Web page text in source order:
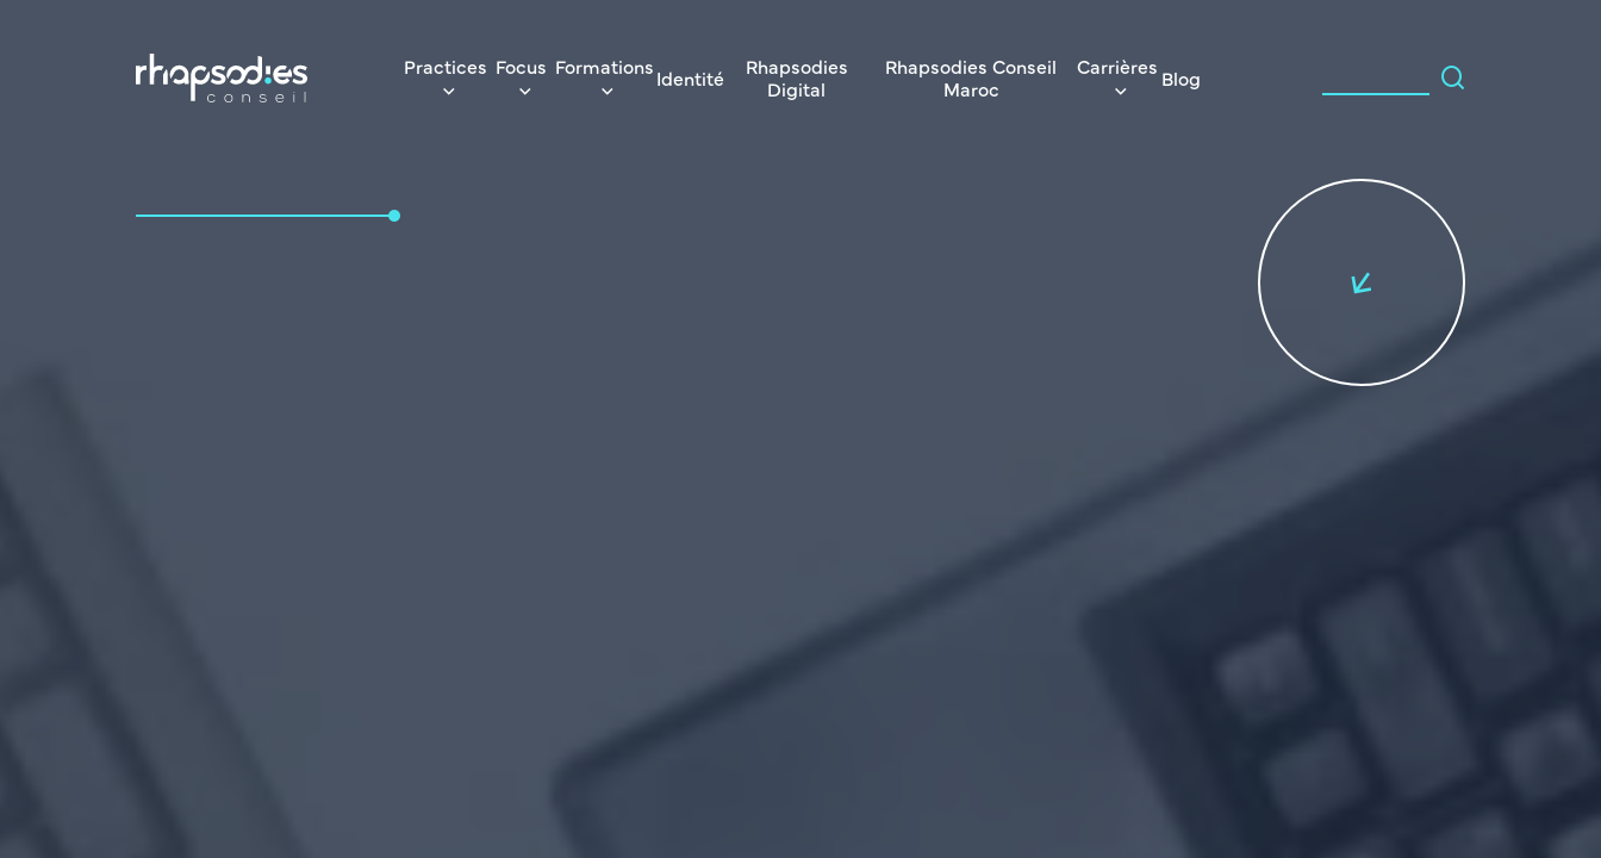
Practices Focus FormationsIdentité
Rhapsodies
Digital
Rhapsodies Conseil
Maroc
Carrières Blog